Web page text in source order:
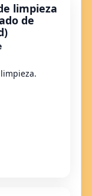
limpieza
de